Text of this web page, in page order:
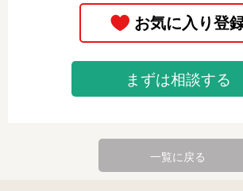
まずは相談する
一覧に戻る